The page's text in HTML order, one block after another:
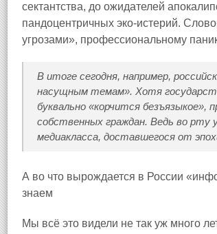
сектантства, до ожидателей
пандоцентричных эко-истерий.
угрозами», профессиональному
В итоге сегодня, например,
насущным темам». Хотя
буквально «корчится безъязыкое»,
собственных граждан. Ведь во рту
медиакласса, доставшегося от
А во что вырождается в России
знаем
Мы всё это видели не так уж много